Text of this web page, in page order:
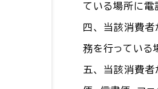
ている場所に電
四、 当該消費
務を行っている
五、 当該消費